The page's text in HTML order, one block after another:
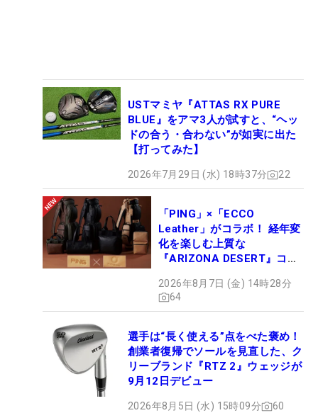
USTマミヤ『ATTAS RX PURE
BLUE』をアマ3人が試すと、“ヘッ
ドの合う・合わない”が如実に出た
【打ってみた】
2026年7月29日 (水) 18時37分 22
「PING」×「ECCO
Leather」がコラボ！ 経年変
化を楽しむ上質な
『ARIZONA DESERT』コレ
ュー
2026年8月7日 (金) 14時28分
64
選手は“長く使える”点をべた褒め！
創業者復帰でソールを見直した、ク
リーブランド『RTZ 2』ウェッジが
9月12日デビュー
2026年8月5日 (水) 15時09分 60